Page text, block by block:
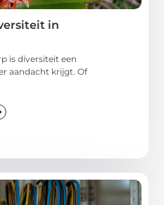
in
is diversiteit een
aandacht krijgt. Of